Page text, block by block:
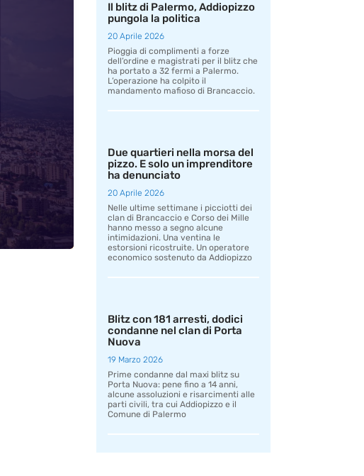
Il blitz di Palermo, Addiopizzo
pungola la politica
20 Aprile 2026
Pioggia di complimenti a forze
dell’ordine e magistrati per il blitz che
ha portato a 32 fermi a Palermo.
L’operazione ha colpito il
mandamento mafioso di Brancaccio.
Due quartieri nella morsa del
pizzo. E solo un imprenditore
ha denunciato
20 Aprile 2026
Nelle ultime settimane i picciotti dei
clan di Brancaccio e Corso dei Mille
hanno messo a segno alcune
intimidazioni. Una ventina le
estorsioni ricostruite. Un operatore
economico sostenuto da Addiopizzo
Blitz con 181 arresti, dodici
condanne nel clan di Porta
Nuova
19 Marzo 2026
Prime condanne dal maxi blitz su
Porta Nuova: pene fino a 14 anni,
alcune assoluzioni e risarcimenti alle
parti civili, tra cui Addiopizzo e il
Comune di Palermo